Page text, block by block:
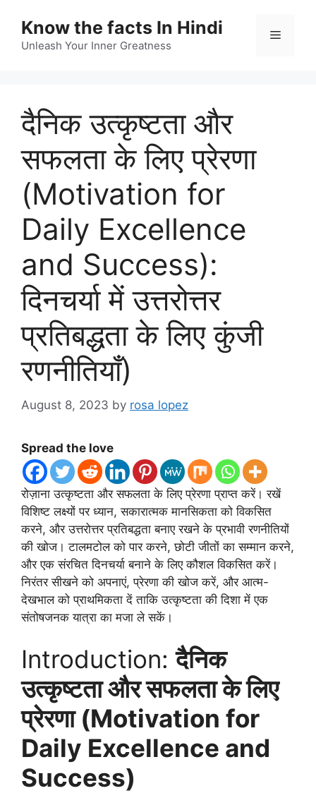
content
Know the facts In Hindi
Unleash Your Inner Greatness
Menu
दैनिक उत्कृष्टता और
सफलता के लिए प्रेरणा
(Motivation for
Daily Excellence
and Success):
दिनचर्या में उत्तरोत्तर
प्रतिबद्धता के लिए कुंजी
रणनीतियाँ)
August 8, 2023 by rosa lopez
Spread the love
रोज़ाना उत्कृष्टता और सफलता के लिए प्रेरणा प्राप्त करें। रखें
विशिष्ट लक्ष्यों पर ध्यान, सकारात्मक मानसिकता को विकसित
करने, और उत्तरोत्तर प्रतिबद्धता बनाए रखने के प्रभावी रणनीतियों
की खोज। टालमटोल को पार करने, छोटी जीतों का सम्मान करने,
और एक संरचित दिनचर्या बनाने के लिए कौशल विकसित करें।
निरंतर सीखने को अपनाएं, प्रेरणा की खोज करें, और आत्म-
देखभाल को प्राथमिकता दें ताकि उत्कृष्टता की दिशा में एक
संतोषजनक यात्रा का मजा ले सकें।
Introduction:दैनिक
उत्कृष्टता और सफलता के लिए
प्रेरणा (Motivation for
Daily Excellence and
Success)